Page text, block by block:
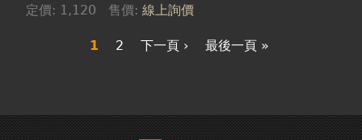
定價: 1,120 售價:線上詢價
1 2 下一頁 › 最後一頁 »